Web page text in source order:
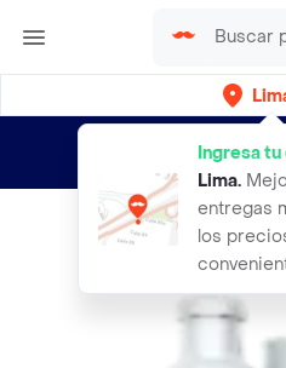
Ingresa
Lima.
entregas
los
envíos gratis por